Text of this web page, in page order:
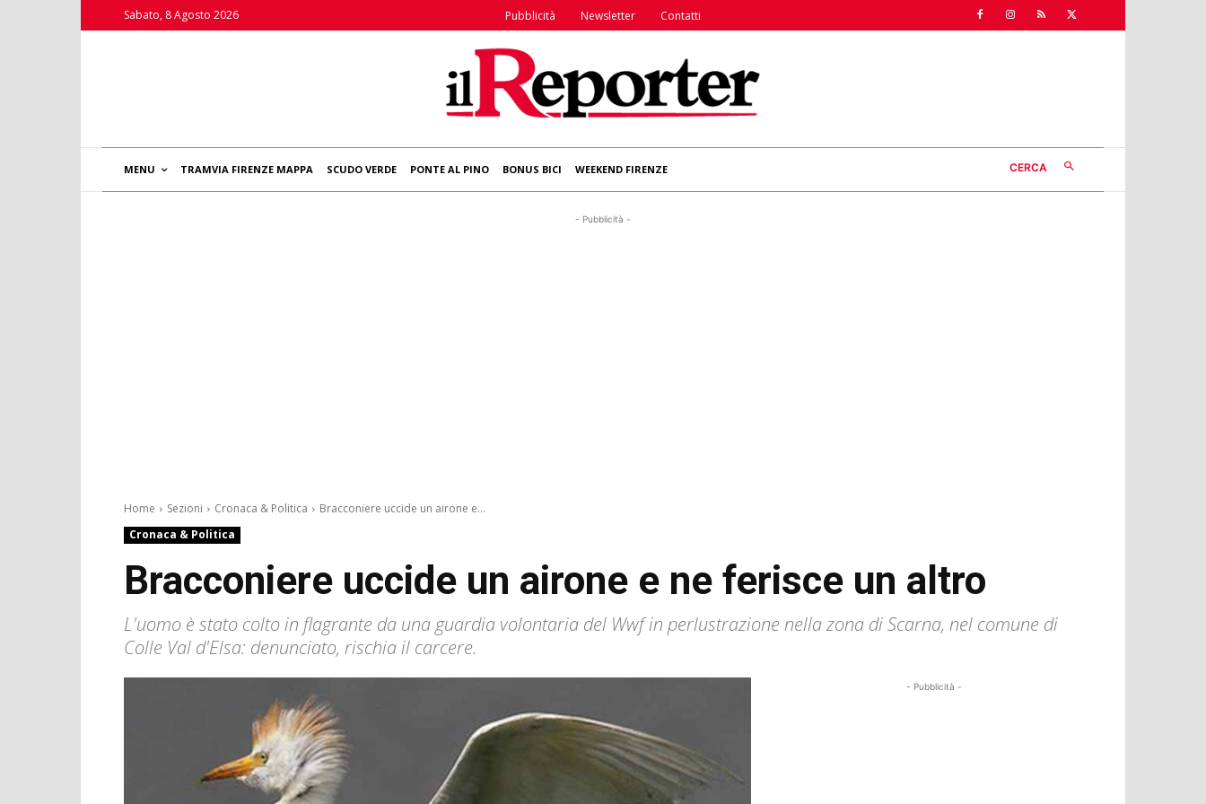
Sabato, 8 Agosto 2026 Pubblicità Newsletter Contatti
MENU TRAMVIA FIRENZE MAPPA SCUDO VERDE PONTE AL PINO BONUS BICI WEEKEND FIRENZE CERCA
- Pubblicità -
Home Sezioni Cronaca & Politica
Bracconiere uccide un airone e...
Cronaca & Politica
Bracconiere uccide un airone e ne ferisce un altro
L'uomo è stato colto in flagrante da una guardia volontaria del Wwf in perlustrazione nella zona di Scarna, nel comune di
Colle Val d'Elsa: denunciato, rischia il carcere.
- Pubblicità -